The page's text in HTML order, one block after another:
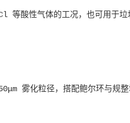
等酸性气体的工况，也可用于
雾化粒径，搭配鲍尔环与规